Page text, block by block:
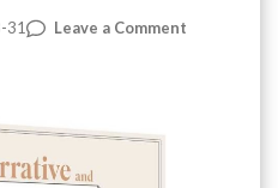
31 Leave a Commenton